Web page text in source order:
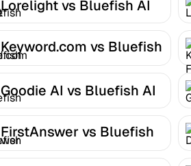
Lorelight vs Bluefish AI
Keyword.com vs Bluefish
AI
Goodie AI vs Bluefish AI
FirstAnswer vs Bluefish
AI